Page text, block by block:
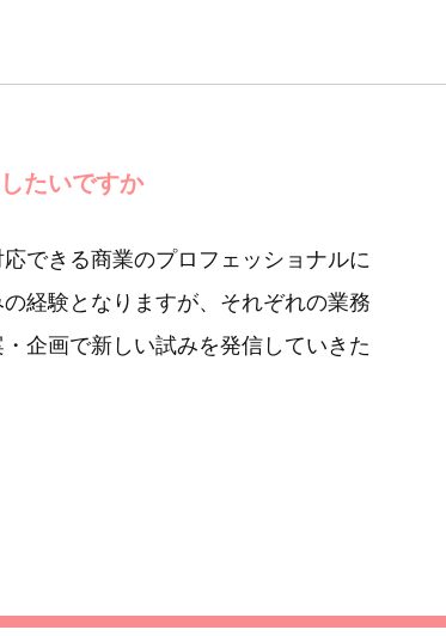
たいですか
できる商業のプロフェッショナルに
経験となりますが、それぞれの業務
企画で新しい試みを発信していきた